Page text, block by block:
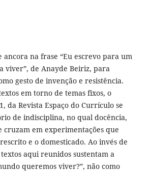
ancora na frase “Eu escrevo para um
viver”, de Anayde Beiriz, para
gesto de invenção e resistência.
em torno de temas fixos, o
da Revista Espaço do Currículo se
de indisciplina, no qual docência,
cruzam em experimentações que
e o domesticado. Ao invés de
aqui reunidos sustentam a
queremos viver?”, não como